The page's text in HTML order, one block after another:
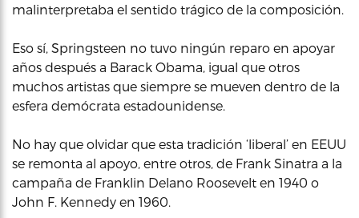
malinterpretaba el sentido trágico de la composición.
Eso sí, Springsteen no tuvo ningún reparo en apoyar
años después a Barack Obama, igual que otros
muchos artistas que siempre se mueven dentro de la
esfera demócrata estadounidense.
No hay que olvidar que esta tradición ‘liberal’ en EEUU
se remonta al apoyo, entre otros, de Frank Sinatra a la
campaña de Franklin Delano Roosevelt en 1940 o
John F. Kennedy en 1960.